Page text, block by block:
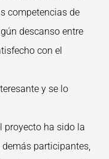
competencias de
descanso entre
con el
y se lo
proyecto ha sido la
participantes,